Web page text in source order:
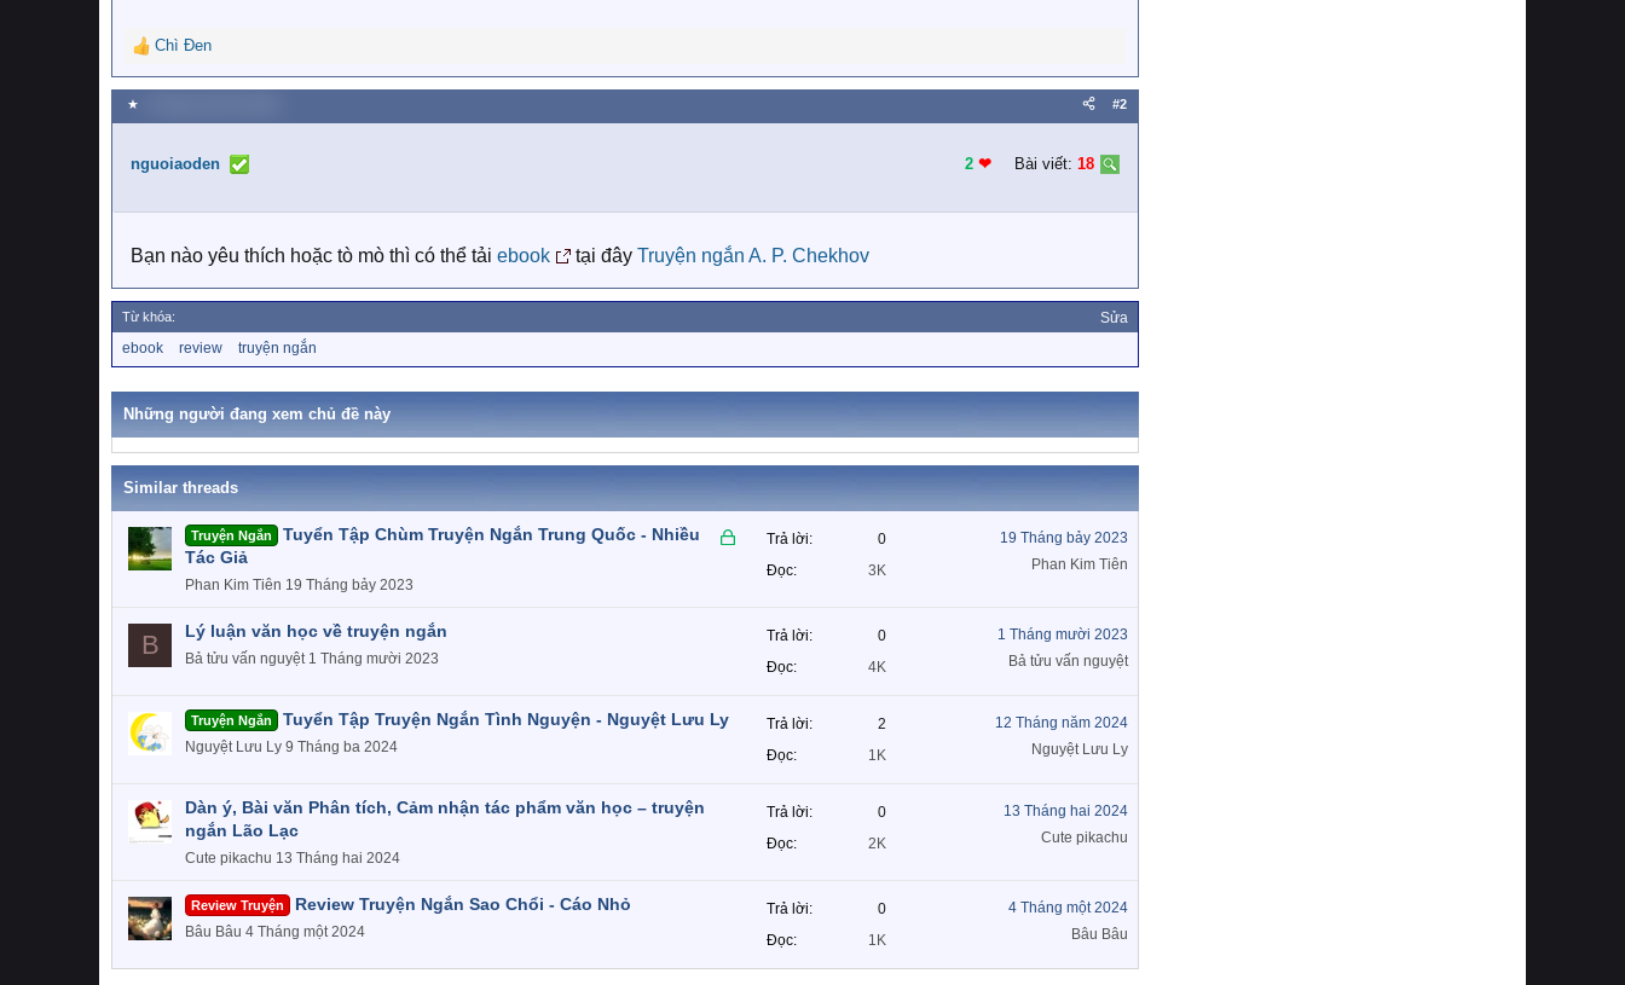
R
e
a
c
i
:
Chì Đen
★ #2
nguoiaoden 2 ❤︎ Bài viết: 18
Bạn nào yêu thích hoặc tò mò thì có thể tải ebook tại đây Truyện ngắn A. P. Chekhov
Từ khóa: Sửa
ừ
a
ebook review truyện ngắn
Những người đang xem chủ đề này
Similar threads
Đ
h
Truyện Ngắn
Tuyển Tập Chùm Truyện Ngắn Trung Quốc - Nhiều
Tác Giả
Phan Kim Tiên 19 Tháng bảy 2023
Trả lời
0
Đọc
3K
19 Tháng bảy 2023
Phan Kim Tiên
B Lý luận văn học về truyện ngắn
Bả tửu vấn nguyệt 1 Tháng mười 2023
Trả lời
0
Đọc
4K
1 Tháng mười 2023
Bả tửu vấn nguyệt
Truyện Ngắn Tuyển Tập Truyện Ngắn Tình Nguyện - Nguyệt Lưu Ly
Nguyệt Lưu Ly 9 Tháng ba 2024
Trả lời
2
Đọc
1K
12 Tháng năm 2024
Nguyệt Lưu Ly
Dàn ý, Bài văn Phân tích, Cảm nhận tác phẩm văn học – truyện
ngắn Lão Lạc
Cute pikachu 13 Tháng hai 2024
Trả lời
0
Đọc
2K
13 Tháng hai 2024
Cute pikachu
Review Truyện Review Truyện Ngắn Sao Chổi - Cáo Nhỏ
Bâu Bâu 4 Tháng một 2024
Trả lời
0
Đọc
1K
4 Tháng một 2024
Bâu Bâu